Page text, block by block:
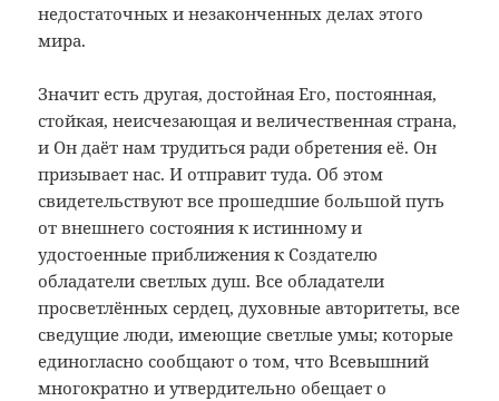
недостаточных и незаконченных делах этого
мира.
Значит есть другая, достойная Его, постоянная,
стойкая, неисчезающая и величественная страна,
и Он даёт нам трудиться ради обретения её. Он
призывает нас. И отправит туда. Об этом
свидетельствуют все прошедшие большой путь
от внешнего состояния к истинному и
удостоенные приближения к Создателю
обладатели светлых душ. Все обладатели
просветлённых сердец, духовные авторитеты, все
сведущие люди, имеющие светлые умы; которые
единогласно сообщают о том, что Всевышний
многократно и утвердительно обещает о